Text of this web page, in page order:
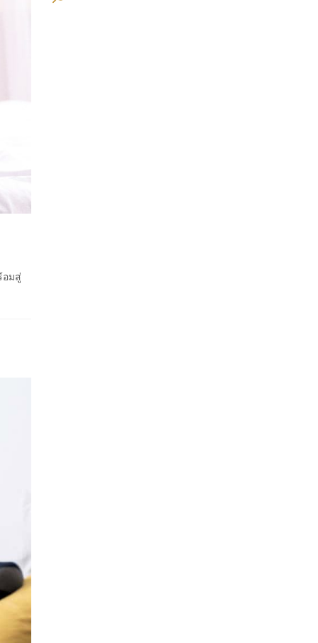
อมสู่